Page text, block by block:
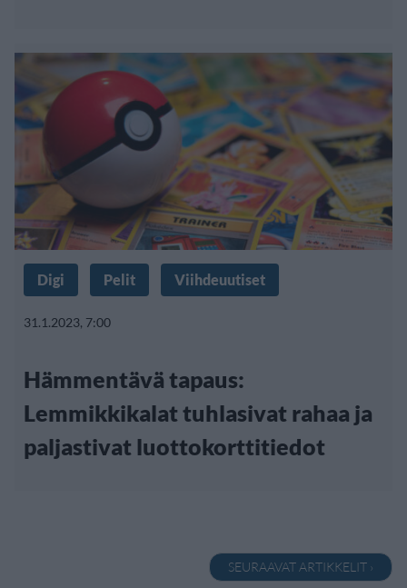
Digi Pelit Viihdeuutiset
31.1.2023, 7:00
Hämmentävä tapaus:
Lemmikkikalat tuhlasivat rahaa ja
paljastivat luottokorttitiedot
SEURAAVAT ARTIKKELIT ›